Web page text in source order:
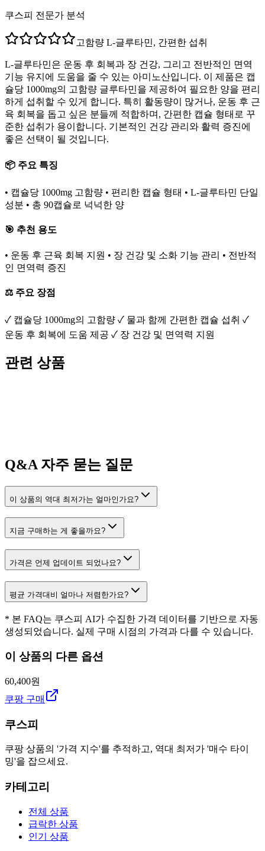
쿠스피 전문가 분석
고함량 L-글루타민, 간편한 섭취
L-글루타민은 운동 후 회복과 장 건강, 그리고 전반적인 면역
기능 유지에 도움을 줄 수 있는 아미노산입니다. 이 제품은 캡
슐당 1000mg의 고함량 글루타민을 제공하여 필요한 양을 편리
하게 섭취할 수 있게 합니다. 특히 활동량이 많거나, 운동 후 근
육 회복을 돕고 싶은 분들께 적합하며, 간편한 캡슐 형태로 꾸
준한 섭취가 용이합니다. 기본적인 건강 관리와 활력 증진에
좋은 선택이 될 것입니다.
📦 주요 특징
• 캡슐당 1000mg 고함량 • 편리한 캡슐 형태 • L-글루타민 단일
성분 • 총 90캡슐로 넉넉한 양
🎯 추천 용도
• 운동 후 근육 회복 지원 • 장 건강 및 소화 기능 관리 • 전반적
인 면역력 증진
⚖️ 주요 장점
✓ 캡슐당 1000mg의 고함량 ✓ 물과 함께 간편한 캡슐 섭취 ✓
운동 후 회복에 도움 제공 ✓ 장 건강 및 면역력 지원
관련 상품
Q&A 자주 묻는 질문
이 상품의 역대 최저가는 얼마인가요?
지금 구매하는 게 좋을까요?
가격은 언제 업데이트 되었나요?
평균 가격대비 얼마나 저렴한가요?
* 본 FAQ는 쿠스피 AI가 수집한 가격 데이터를 기반으로 자동
생성되었습니다. 실제 구매 시점의 가격과 다를 수 있습니다.
이 상품의 다른 옵션
60,400원
쿠팡 구매
쿠스피
쿠팡 상품의 '가격 지수'를 추적하고, 역대 최저가 '매수 타이
밍'을 잡으세요.
카테고리
전체 상품
급락한 상품
인기 상품